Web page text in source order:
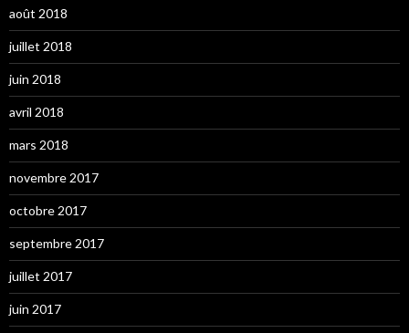
août 2018
juillet 2018
juin 2018
avril 2018
mars 2018
novembre 2017
octobre 2017
septembre 2017
juillet 2017
juin 2017